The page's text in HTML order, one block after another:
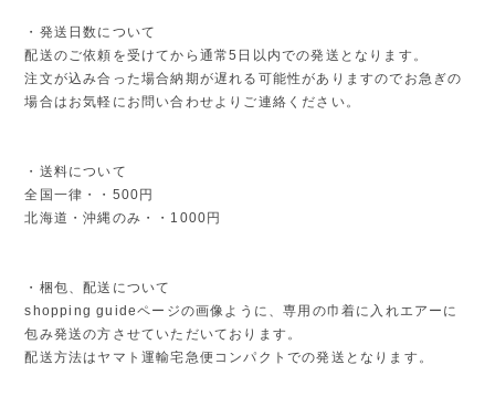
・発送日数について
配送のご依頼を受けてから通常5日以内での発送となります。
注文が込み合った場合納期が遅れる可能性がありますのでお急ぎの
場合はお気軽にお問い合わせよりご連絡ください。
・送料について
全国一律・・500円
北海道・沖縄のみ・・1000円
・梱包、配送について
shopping guideページの画像ように、専用の巾着に入れエアーに
包み発送の方させていただいております。
配送方法はヤマト運輸宅急便コンパクトでの発送となります。